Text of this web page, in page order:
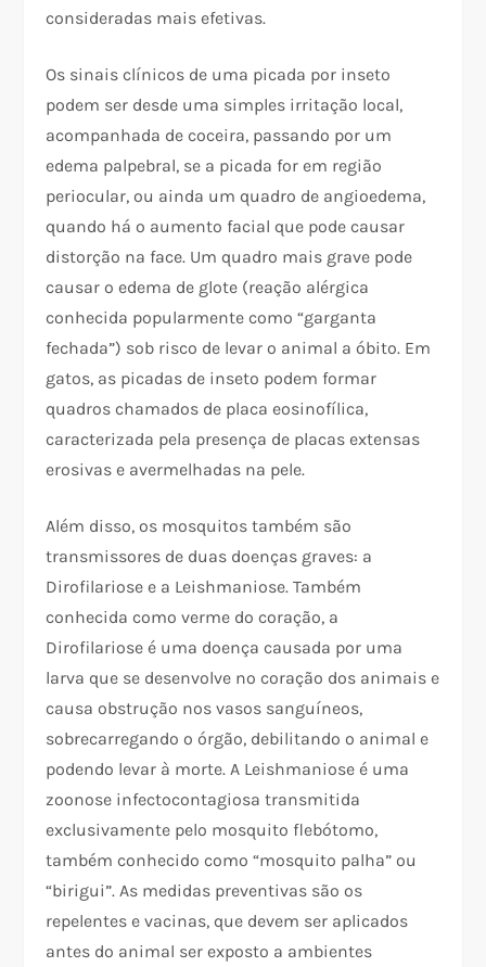
consideradas mais efetivas.
Os sinais clínicos de uma picada por inseto
podem ser desde uma simples irritação local,
acompanhada de coceira, passando por um
edema palpebral, se a picada for em região
periocular, ou ainda um quadro de angioedema,
quando há o aumento facial que pode causar
distorção na face. Um quadro mais grave pode
causar o edema de glote (reação alérgica
conhecida popularmente como “garganta
fechada”) sob risco de levar o animal a óbito. Em
gatos, as picadas de inseto podem formar
quadros chamados de placa eosinofílica,
caracterizada pela presença de placas extensas
erosivas e avermelhadas na pele.
Além disso, os mosquitos também são
transmissores de duas doenças graves: a
Dirofilariose e a Leishmaniose. Também
conhecida como verme do coração, a
Dirofilariose é uma doença causada por uma
larva que se desenvolve no coração dos animais e
causa obstrução nos vasos sanguíneos,
sobrecarregando o órgão, debilitando o animal e
podendo levar à morte. A Leishmaniose é uma
zoonose infectocontagiosa transmitida
exclusivamente pelo mosquito flebótomo,
também conhecido como “mosquito palha” ou
“birigui”. As medidas preventivas são os
repelentes e vacinas, que devem ser aplicados
antes do animal ser exposto a ambientes